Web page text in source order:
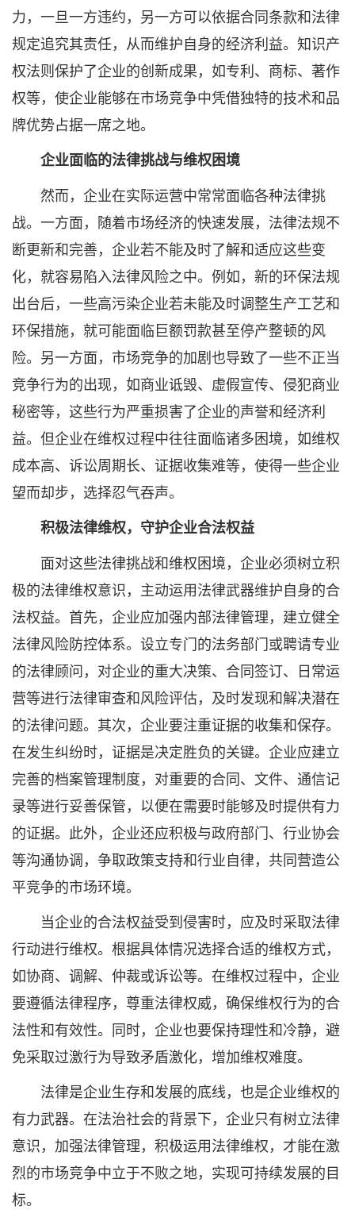
力，一旦一方违约，另一方可以依据合同条款和法律
规定追究其责任，从而维护自身的经济利益。知识产
权法则保护了企业的创新成果，如专利、商标、著作
权等，使企业能够在市场竞争中凭借独特的技术和品
牌优势占据一席之地。
企业面临的法律挑战与维权困境
然而，企业在实际运营中常常面临各种法律挑
战。一方面，随着市场经济的快速发展，法律法规不
断更新和完善，企业若不能及时了解和适应这些变
化，就容易陷入法律风险之中。例如，新的环保法规
出台后，一些高污染企业若未能及时调整生产工艺和
环保措施，就可能面临巨额罚款甚至停产整顿的风
险。另一方面，市场竞争的加剧也导致了一些不正当
竞争行为的出现，如商业诋毁、虚假宣传、侵犯商业
秘密等，这些行为严重损害了企业的声誉和经济利
益。但企业在维权过程中往往面临诸多困境，如维权
成本高、诉讼周期长、证据收集难等，使得一些企业
望而却步，选择忍气吞声。
积极法律维权，守护企业合法权益
面对这些法律挑战和维权困境，企业必须树立积
极的法律维权意识，主动运用法律武器维护自身的合
法权益。首先，企业应加强内部法律管理，建立健全
法律风险防控体系。设立专门的法务部门或聘请专业
的法律顾问，对企业的重大决策、合同签订、日常运
营等进行法律审查和风险评估，及时发现和解决潜在
的法律问题。其次，企业要注重证据的收集和保存。
在发生纠纷时，证据是决定胜负的关键。企业应建立
完善的档案管理制度，对重要的合同、文件、通信记
录等进行妥善保管，以便在需要时能够及时提供有力
的证据。此外，企业还应积极与政府部门、行业协会
等沟通协调，争取政策支持和行业自律，共同营造公
平竞争的市场环境。
当企业的合法权益受到侵害时，应及时采取法律
行动进行维权。根据具体情况选择合适的维权方式，
如协商、调解、仲裁或诉讼等。在维权过程中，企业
要遵循法律程序，尊重法律权威，确保维权行为的合
法性和有效性。同时，企业也要保持理性和冷静，避
免采取过激行为导致矛盾激化，增加维权难度。
法律是企业生存和发展的底线，也是企业维权的
有力武器。在法治社会的背景下，企业只有树立法律
意识，加强法律管理，积极运用法律维权，才能在激
烈的市场竞争中立于不败之地，实现可持续发展的目
标。